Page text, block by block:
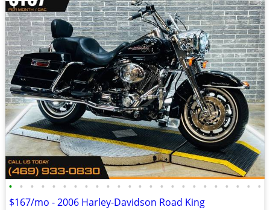
• • • • • • • • • • • • • • • • • • • • • • • •
$167/mo - 2006 Harley-Davidson Road King